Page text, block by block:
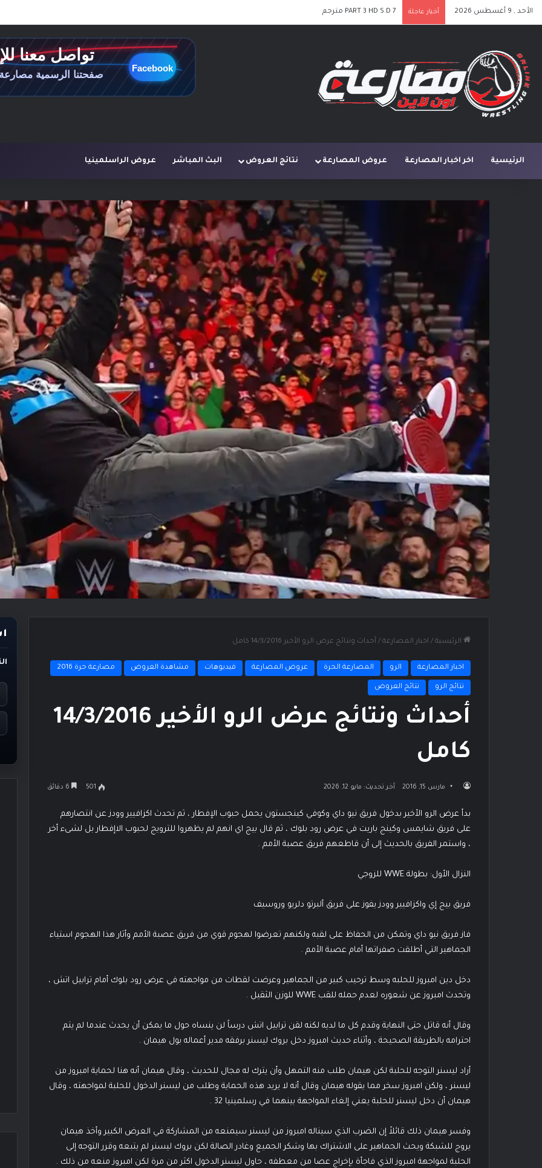
الأحد , 9 أغسطس 2026 أخبار عاجلة PART 2 HD S.D 7 مترجم
الرئيسية اخر اخبار المصارعة عروض المصارعة نتائج العروض البث المباشر عروض الراسلمينيا
الرئيسية / اخبار المصارعة / أحداث ونتائج عرض الرو الأخير 14/3/2016 كامل
اخبار المصارعة الرو المصارعة الحرة عروض المصارعة فيديوهات مشاهدة العروض مصارعة حرة 2016
نتائج الرو نتائج العروض
أحداث ونتائج عرض الرو الأخير 14/3/2016
كامل
مارس 15, 2016 آخر تحديث: مايو 12, 2026 501
بدأ عرض الرو الأخير بدخول فريق نيو داي وكوفي كينجستون يحمل حبوب الإفطار ، ثم تحدث اكزافيير وودز عن انتصارهم
على فريق شايمس وكينج باريت في عرض رود بلوك ، ثم قال بيج اي انهم لم يظهروا للترويج لحبوب الاإفطار بل لشىء أخر
، واستمر الفريق بالحديث إلى أن قاطعهم فريق عصبة الأمم .
النزال الأول: بطولة WWE للزوجي
فريق بيج إي واكزافيير وودز يفوز على فريق ألبرتو دلريو وروسيف
فاز فريق نيو داي وتمكن من الحفاظ على لقبه ولكنهم تعرضوا لهجوم قوي من فريق عصبة الأمم وأثار هذا الهجوم استياء
الجماهير التي أطلقت صفراتها أمام عصبة الأمم .
دخل دين امبروز للحلبه وسط ترحيب كبير من الجماهير وعرضت لقطات من مواجهته في عرض رود بلوك أمام ترابيل اتش ،
وتحدث امبروز عن شعوره لعدم حمله للقب WWE للوزن الثقيل .
وقال أنه قاتل حتى النهاية وقدم كل ما لديه لكنه لقن ترابيل اتش درساً لن ينساه حول ما يمكن أن يحدث عندما لم يتم
احترامه بالطريقة الصحيحة ، وأثناء حديث امبروز دخل بروك ليسنر برفقه مدير أعماله بول هيمان .
أراد ليسنر التوجه للحلبة لكن هيمان طلب منه التمهل وأن يترك له مجال للحديث ، وقال هيمان أنه هنا لحماية امبروز من
ليسنر ، ولكن امبروز سخر مما يقوله هيمان وقال أنه لا يريد هذه الحماية وطلب من ليسنر الدخول للحلبة لمواجهته ، وقال
هيمان أن دخل ليسنر للحلبة يعني إلغاء المواجهة بينهما في رسلمينيا 32 .
وفسر هيمان ذلك قائلاً إن الضرب الذي سيناله امبروز من ليسنر سيمنعه من المشاركة في العرض الكبير وأخذ هيمان
يروج للشبكة ويحث الجماهير على الاشتراك بها وشكر الجميع وغادر الصالة لكن بروك ليسنر لم يتبعه وقرر التوجه إلى
الحلبة لمواجهة امبروز الذي فاجأة بإخراج عصا من معطفه ، حاول ليسنر الدخول اكثر من مرة لكن امبروز منعه من ذلك .